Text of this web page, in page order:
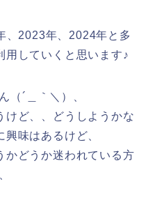
、2023年、2024年と多
用していくと思います♪
（´＿｀＼）、
けど、、どうしようかな
味はあるけど、
かどうか迷われている方